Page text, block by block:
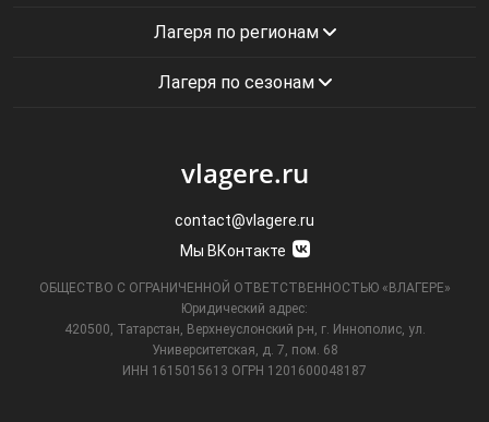
Лагеря по регионам
Лагеря по сезонам
vlagere.ru
contact@vlagere.ru
Мы ВКонтакте
ОБЩЕСТВО С ОГРАНИЧЕННОЙ ОТВЕТСТВЕННОСТЬЮ «ВЛАГЕРЕ»
Юридический адрес:
420500, Татарстан, Верхнеуслонский р-н, г. Иннополис, ул.
Университетская,
д. 7, пом. 68
ИНН 1615015613 ОГРН 1201600048187